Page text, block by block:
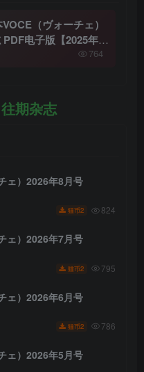
（ヴォーチェ）
电子版【2025年·
764
期杂志
ェ）2026年8月号
猫币2 824
ェ）2026年7月号
猫币2 795
ェ）2026年6月号
猫币2 786
ェ）2026年5月号